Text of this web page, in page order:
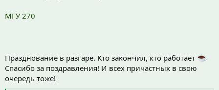
МГУ 270
Празднование в разгаре. Кто закончил, кто работает
Спасибо за поздравления! И всех причастных в свою
очередь тоже!